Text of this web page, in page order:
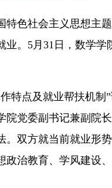
色社会主义思想主
。5月31日，数学
特点及就业帮扶机
党委副书记兼副院
双方就当前就业形
治教育、学风建设